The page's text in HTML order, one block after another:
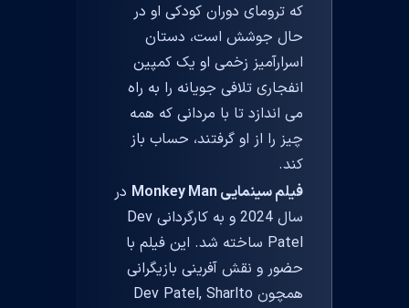
که ترومای دوران کودکی او در
حال جوشش است، دستان
اسرارآمیز زخمی او یک کمپین
انفجاری تلافی جویانه را به راه
می اندازد تا با مردانی که همه
چیز را از او گرفتند، حساب باز
کند.
فیلم سینمایی Monkey Man
در
سال 2024 و به کارگردانی Dev
Patel ساخته شد. این فیلم با
حضور و نقش آفرینی بازیگرانی
همچون Dev Patel, Sharlto